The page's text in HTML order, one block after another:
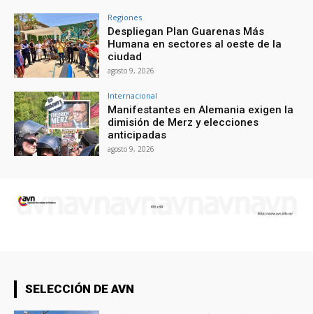
Regiones
Despliegan Plan Guarenas Más
Humana en sectores al oeste de la
ciudad
agosto 9, 2026
Internacional
Manifestantes en Alemania exigen la
dimisión de Merz y elecciones
anticipadas
agosto 9, 2026
SELECCIÓN DE AVN